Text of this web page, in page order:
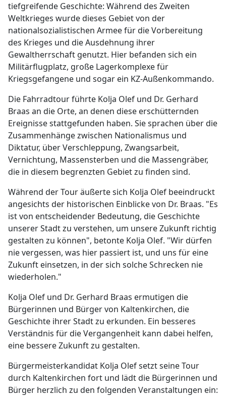
tiefgreifende Geschichte: Während des Zweiten
Weltkrieges wurde dieses Gebiet von der
nationalsozialistischen Armee für die Vorbereitung
des Krieges und die Ausdehnung ihrer
Gewaltherrschaft genutzt. Hier befanden sich ein
Militärflugplatz, große Lagerkomplexe für
Kriegsgefangene und sogar ein KZ-Außenkommando.
Die Fahrradtour führte Kolja Olef und Dr. Gerhard
Braas an die Orte, an denen diese erschütternden
Ereignisse stattgefunden haben. Sie sprachen über die
Zusammenhänge zwischen Nationalismus und
Diktatur, über Verschleppung, Zwangsarbeit,
Vernichtung, Massensterben und die Massengräber,
die in diesem begrenzten Gebiet zu finden sind.
Während der Tour äußerte sich Kolja Olef beeindruckt
angesichts der historischen Einblicke von Dr. Braas. "Es
ist von entscheidender Bedeutung, die Geschichte
unserer Stadt zu verstehen, um unsere Zukunft richtig
gestalten zu können", betonte Kolja Olef. "Wir dürfen
nie vergessen, was hier passiert ist, und uns für eine
Zukunft einsetzen, in der sich solche Schrecken nie
wiederholen."
Kolja Olef und Dr. Gerhard Braas ermutigen die
Bürgerinnen und Bürger von Kaltenkirchen, die
Geschichte ihrer Stadt zu erkunden. Ein besseres
Verständnis für die Vergangenheit kann dabei helfen,
eine bessere Zukunft zu gestalten.
Bürgermeisterkandidat Kolja Olef setzt seine Tour
durch Kaltenkirchen fort und lädt die Bürgerinnen und
Bürger herzlich zu den folgenden Veranstaltungen ein: